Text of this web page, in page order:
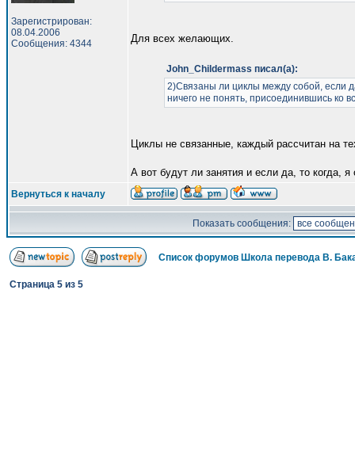
Зарегистрирован:
08.04.2006
Сообщения: 4344
Для всех желающих.
John_Childermass писал(а):
2)Связаны ли циклы между собой, если
ничего не понять, присоединившись ко
Циклы не связанные, каждый рассчитан на
А вот будут ли занятия и если да, то когда,
Вернуться к началу
Показать сообщения:
Список форумов Школа перевода В.
Страница 5 из 5